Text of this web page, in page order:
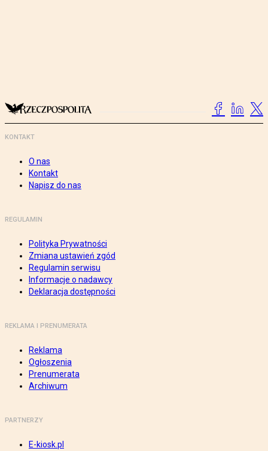
KONTAKT
O nas
Kontakt
Napisz do nas
REGULAMIN
Polityka Prywatności
Zmiana ustawień zgód
Regulamin serwisu
Informacje o nadawcy
Deklaracja dostępności
REKLAMA I PRENUMERATA
Reklama
Ogłoszenia
Prenumerata
Archiwum
PARTNERZY
E-kiosk.pl